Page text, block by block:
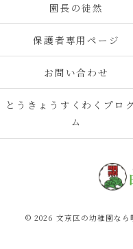
園長の徒然
保護者専用ページ
お問い合わせ
とうきょうすくわくプロ
ム
© 2026 文京区の幼稚園な